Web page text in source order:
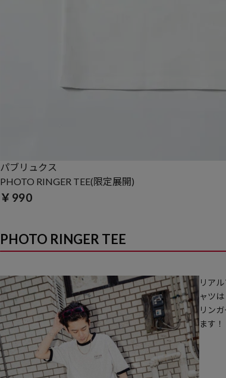
パブリュクス
PHOTO RINGER TEE(限定展開)
￥990
PHOTO RINGER TEE
リア
ャツは
リン
ます！